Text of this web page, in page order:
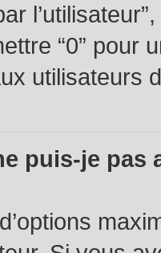
“0” pour
utilisateurs
puis-je pas